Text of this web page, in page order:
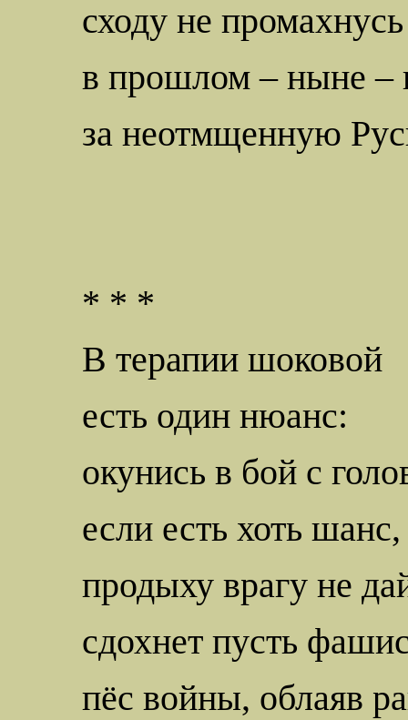
сходу не
в прошлом – ныне –
за неотмщенную
* * *
В терапии шоковой
есть один нюанс:
окунись в бой с
если есть хоть шанс,
продыху врагу не
сдохнет пусть
пёс войны, облаяв